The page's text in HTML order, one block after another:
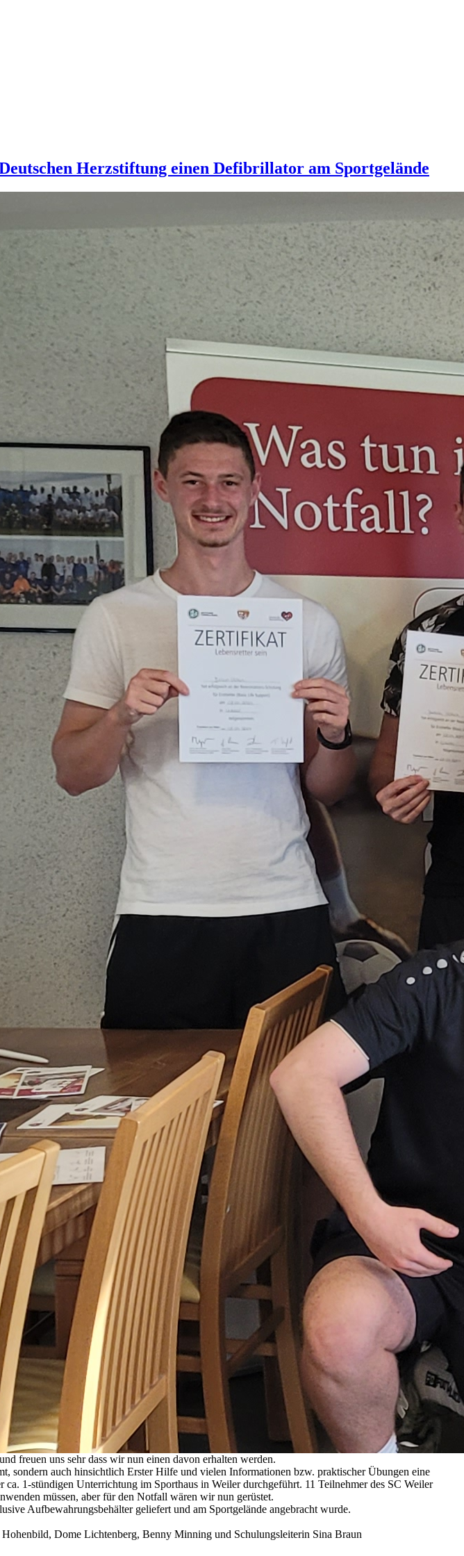
Herzstiftung einen Defibrillator am Sportgelände
freuen uns sehr dass wir nun einen davon erhalten werden.
sondern auch hinsichtlich Erster Hilfe und vielen Informationen bzw. praktischer Übungen eine
1-stündigen Unterrichtung im Sporthaus in Weiler durchgeführt. 11 Teilnehmer des SC Weiler
müssen, aber für den Notfall wären wir nun gerüstet.
Aufbewahrungsbehälter geliefert und am Sportgelände angebracht wurde.
Dome Lichtenberg, Benny Minning und Schulungsleiterin Sina Braun